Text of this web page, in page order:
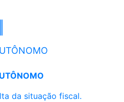
da situação fiscal.